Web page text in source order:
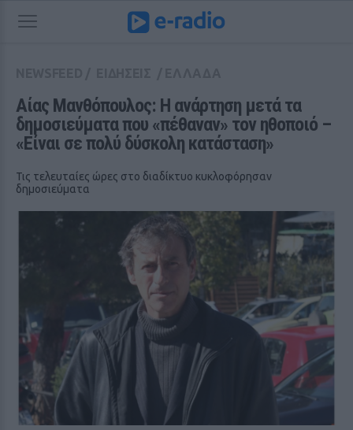
Αίας Μανθόπουλος: Η ανάρτηση μετά τα
δημοσιεύματα που «πέθαναν» τον ηθοποιό –
«Είναι σε πολύ δύσκολη κατάσταση»
Τις τελευταίες ώρες στο διαδίκτυο κυκλοφόρησαν
δημοσιεύματα